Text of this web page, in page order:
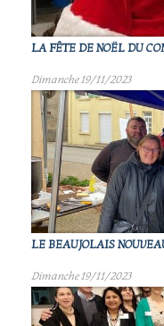
LA FÊTE DE NOËL DU
Dimanche 19/11/2023
LE BEAUJOLAIS
Dimanche 19/11/2023